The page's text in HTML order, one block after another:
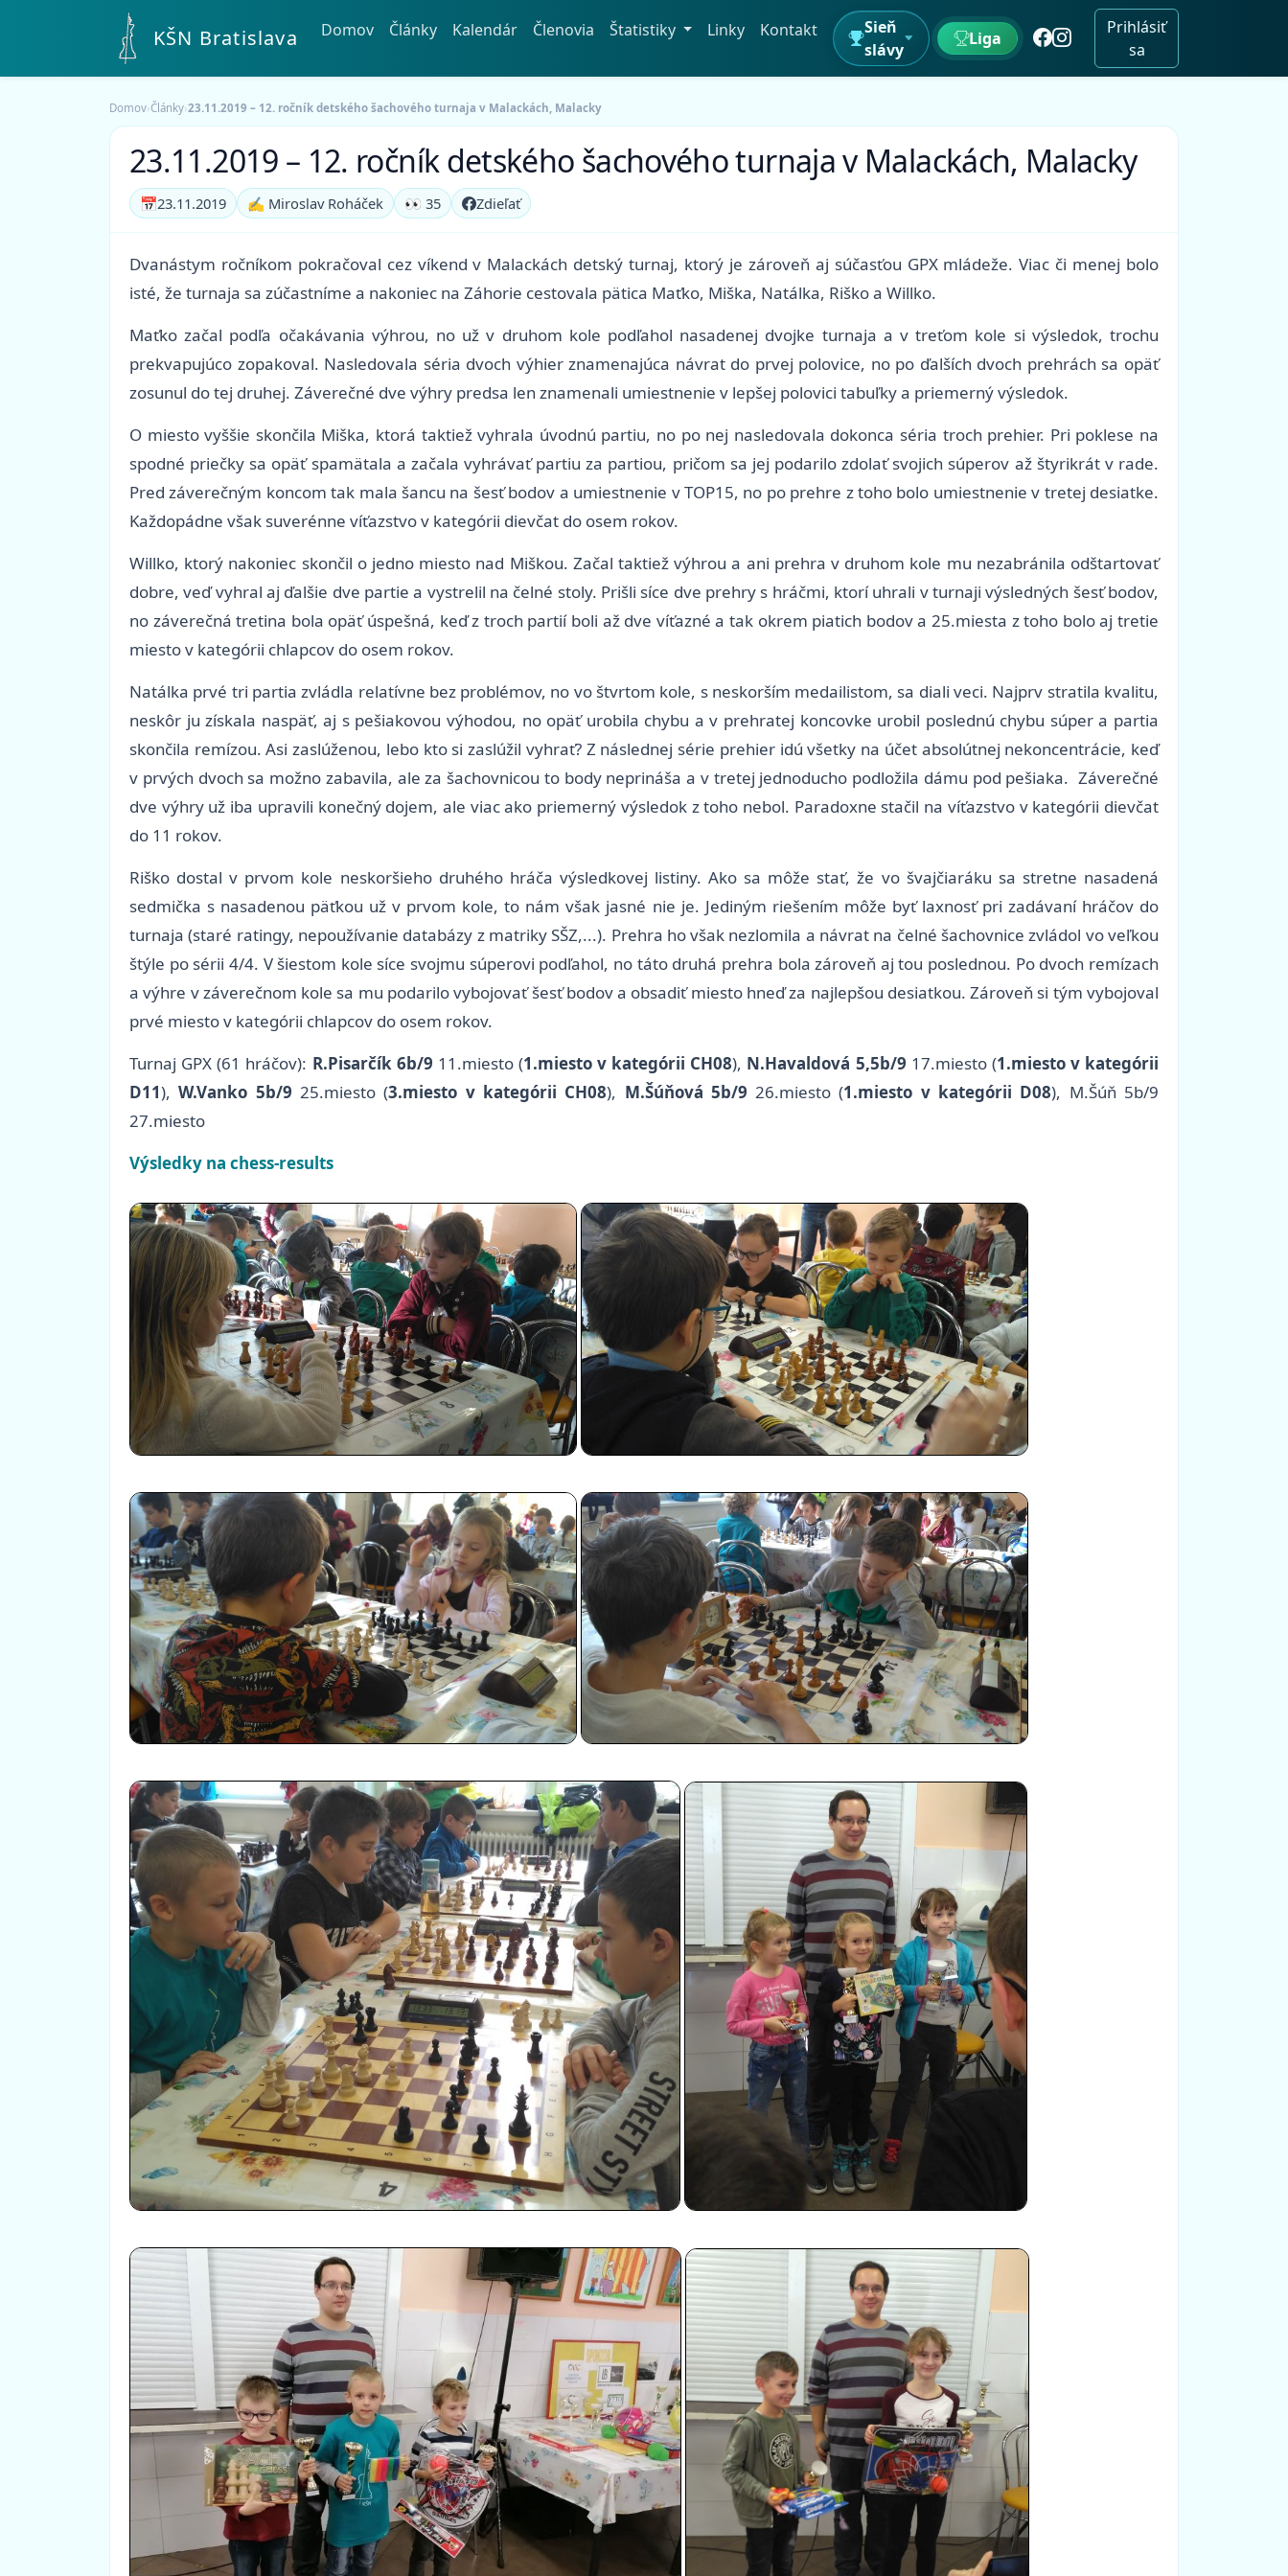
KŠN Bratislava Domov Články Kalendár Členovia Štatistiky Linky Kontakt
Sieň
slávy
Liga
Prihlásiť
sa
Domov›Články›23.11.2019 – 12. ročník detského šachového turnaja v Malackách, Malacky
23.11.2019 – 12. ročník detského šachového turnaja v Malackách, Malacky
📅23.11.2019 ✍️ Miroslav Roháček 👀 35 Zdieľať
Dvanástym ročníkom pokračoval cez víkend v Malackách detský turnaj, ktorý je zároveň aj súčasťou GPX mládeže. Viac či menej bolo
isté, že turnaja sa zúčastníme a nakoniec na Záhorie cestovala pätica Maťko, Miška, Natálka, Riško a Willko.
Maťko začal podľa očakávania výhrou, no už v druhom kole podľahol nasadenej dvojke turnaja a v treťom kole si výsledok, trochu
prekvapujúco zopakoval. Nasledovala séria dvoch výhier znamenajúca návrat do prvej polovice, no po ďalších dvoch prehrách sa opäť
zosunul do tej druhej. Záverečné dve výhry predsa len znamenali umiestnenie v lepšej polovici tabuľky a priemerný výsledok.
O miesto vyššie skončila Miška, ktorá taktiež vyhrala úvodnú partiu, no po nej nasledovala dokonca séria troch prehier. Pri poklese na
spodné priečky sa opäť spamätala a začala vyhrávať partiu za partiou, pričom sa jej podarilo zdolať svojich súperov až štyrikrát v rade.
Pred záverečným koncom tak mala šancu na šesť bodov a umiestnenie v TOP15, no po prehre z toho bolo umiestnenie v tretej desiatke.
Každopádne však suverénne víťazstvo v kategórii dievčat do osem rokov.
Willko, ktorý nakoniec skončil o jedno miesto nad Miškou. Začal taktiež výhrou a ani prehra v druhom kole mu nezabránila odštartovať
dobre, veď vyhral aj ďalšie dve partie a vystrelil na čelné stoly. Prišli síce dve prehry s hráčmi, ktorí uhrali v turnaji výsledných šesť bodov,
no záverečná tretina bola opäť úspešná, keď z troch partií boli až dve víťazné a tak okrem piatich bodov a 25.miesta z toho bolo aj tretie
miesto v kategórii chlapcov do osem rokov.
Natálka prvé tri partia zvládla relatívne bez problémov, no vo štvrtom kole, s neskorším medailistom, sa diali veci. Najprv stratila kvalitu,
neskôr ju získala naspäť, aj s pešiakovou výhodou, no opäť urobila chybu a v prehratej koncovke urobil poslednú chybu súper a partia
skončila remízou. Asi zaslúženou, lebo kto si zaslúžil vyhrať? Z následnej série prehier idú všetky na účet absolútnej nekoncentrácie, keď
v prvých dvoch sa možno zabavila, ale za šachovnicou to body neprináša a v tretej jednoducho podložila dámu pod pešiaka. Záverečné
dve výhry už iba upravili konečný dojem, ale viac ako priemerný výsledok z toho nebol. Paradoxne stačil na víťazstvo v kategórii dievčat
do 11 rokov.
Riško dostal v prvom kole neskoršieho druhého hráča výsledkovej listiny. Ako sa môže stať, že vo švajčiaráku sa stretne nasadená
sedmička s nasadenou päťkou už v prvom kole, to nám však jasné nie je. Jediným riešením môže byť laxnosť pri zadávaní hráčov do
turnaja (staré ratingy, nepoužívanie databázy z matriky SŠZ,...). Prehra ho však nezlomila a návrat na čelné šachovnice zvládol vo veľkou
štýle po sérii 4/4. V šiestom kole síce svojmu súperovi podľahol, no táto druhá prehra bola zároveň aj tou poslednou. Po dvoch remízach
a výhre v záverečnom kole sa mu podarilo vybojovať šesť bodov a obsadiť miesto hneď za najlepšou desiatkou. Zároveň si tým vybojoval
prvé miesto v kategórii chlapcov do osem rokov.
Turnaj GPX (61 hráčov): R.Pisarčík 6b/9 11.miesto (1.miesto v kategórii CH08), N.Havaldová 5,5b/9 17.miesto (1.miesto v kategórii
D11),W.Vanko 5b/9 25.miesto (3.miesto v kategórii CH08), M.Šúňová 5b/9 26.miesto (1.miesto v kategórii D08), M.Šúň 5b/9
27.miesto
Výsledky na chess-results